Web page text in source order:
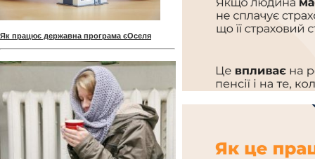
Як працює державна програма єОселя